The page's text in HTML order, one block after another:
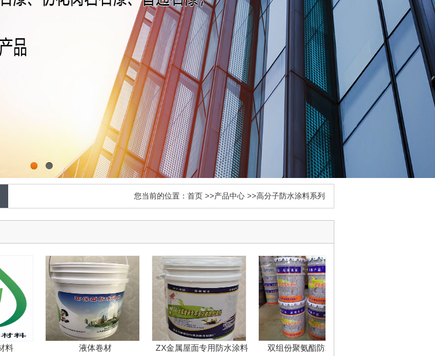
您当前的位置： 首页 >>产品中心 >>高分子防水涂料系列
液体卷材 ZX金属屋面专用防水涂料 双组份聚氨酯防水涂料